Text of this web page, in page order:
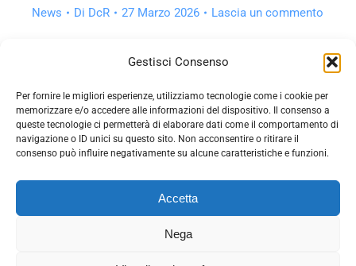
Gestisci Consenso
Per fornire le migliori esperienze, utilizziamo tecnologie come i cookie per
memorizzare e/o accedere alle informazioni del dispositivo. Il consenso a
queste tecnologie ci permetterà di elaborare dati come il comportamento di
navigazione o ID unici su questo sito. Non acconsentire o ritirare il
consenso può influire negativamente su alcune caratteristiche e funzioni.
Accetta
Nega
News Di DcR 27 Marzo 2026 Lascia un commento